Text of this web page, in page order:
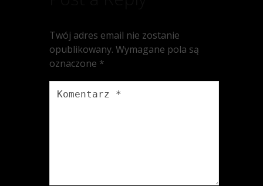
Twój adres email nie zostanie
opublikowany. Wymagane pola są
oznaczone *